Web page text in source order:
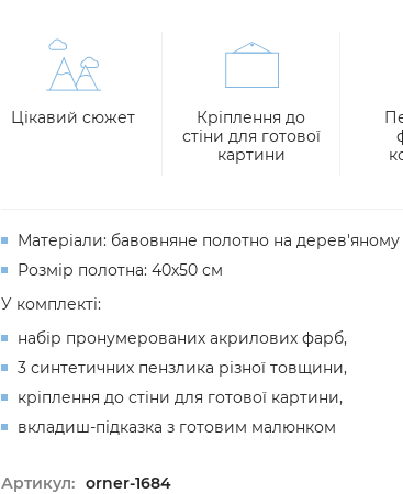
Цікавий сюжет
Кріплення до
стіни для готової
картини
Матеріали: бавовняне полотно на
Розмір полотна: 40х50 см
У комплекті:
набір пронумерованих акрилових фарб,
3 синтетичних пензлика різної товщини,
кріплення до стіни для готової картини,
вкладиш-підказка з готовим малюнком
Артикул: orner-1684